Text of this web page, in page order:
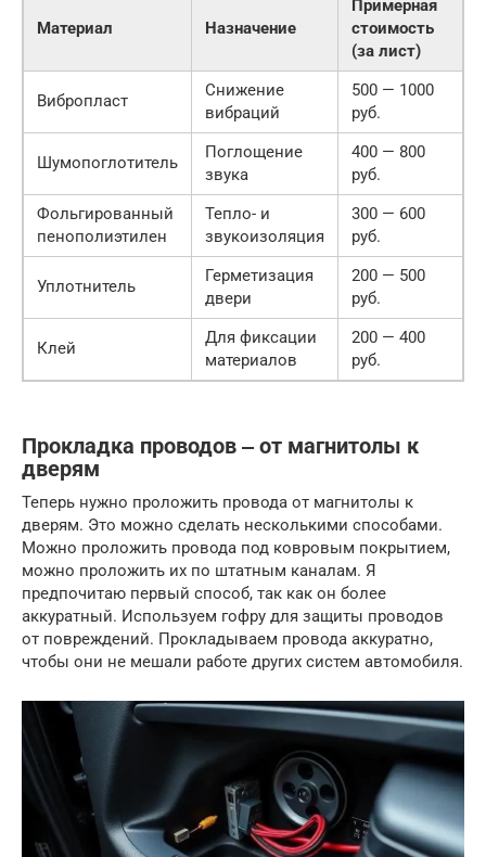
Материал Назначение
Примерная
стоимость
(за лист)
Вибропласт
Снижение
вибраций
500 — 1000
руб.
Шумопоглотитель
Поглощение
звука
400 — 800
руб.
Фольгированный
пенополиэтилен
Тепло- и
звукоизоляция
300 — 600
руб.
Уплотнитель
Герметизация
двери
200 — 500
руб.
Клей
Для фиксации
материалов
200 — 400
руб.
Прокладка проводов ‒ от магнитолы к
дверям
Теперь нужно проложить провода от магнитолы к
дверям. Это можно сделать несколькими способами.
Можно проложить провода под ковровым покрытием,
можно проложить их по штатным каналам. Я
предпочитаю первый способ, так как он более
аккуратный. Используем гофру для защиты проводов
от повреждений. Прокладываем провода аккуратно,
чтобы они не мешали работе других систем автомобиля.